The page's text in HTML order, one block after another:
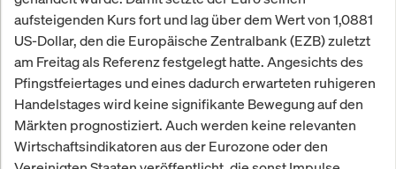
aufsteigenden Kurs fort und lag über dem Wert von 1,0881
US-Dollar, den die Europäische Zentralbank (EZB) zuletzt
am Freitag als Referenz festgelegt hatte. Angesichts des
Pfingstfeiertages und eines dadurch erwarteten ruhigeren
Handelstages wird keine signifikante Bewegung auf den
Märkten prognostiziert. Auch werden keine relevanten
Wirtschaftsindikatoren aus der Eurozone oder den